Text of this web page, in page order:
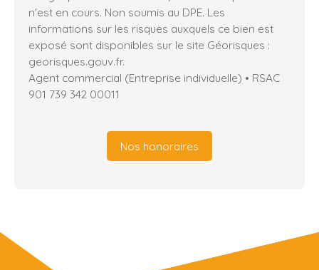
n'est en cours. Non soumis au DPE. Les
informations sur les risques auxquels ce bien est
exposé sont disponibles sur le site Géorisques :
georisques.gouv.fr.
Agent commercial (Entreprise individuelle) • RSAC
901 739 342 00011
Nos honoraires